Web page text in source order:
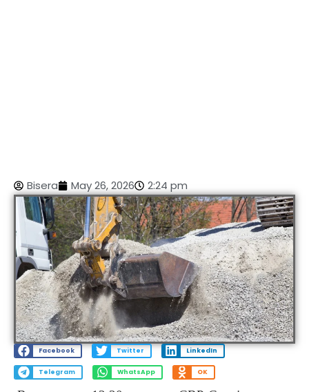
Bisera May 26, 2026 2:24 pm
Facebook Twitter LinkedIn
Telegram WhatsApp OK